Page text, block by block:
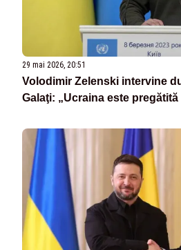
29 mai 2026, 20:51
Volodimir Zelenski intervine
Galaţi: „Ucraina este